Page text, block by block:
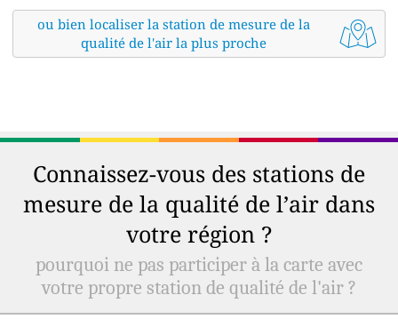
ou bien localiser la station de mesure de la
qualité de l'air la plus proche
Connaissez-vous des stations de
mesure de la qualité de l’air dans
votre région ?
pourquoi ne pas participer à la carte avec
votre propre station de qualité de l'air ?